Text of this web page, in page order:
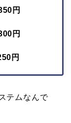
円
円
円
テムなんで